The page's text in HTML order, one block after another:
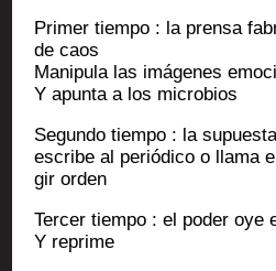
Pri­mer tiem­po : la pren­sa
de caos
Mani­pu­la las imá­genes
Y apun­ta a los microbios
Segun­do tiem­po : la
escribe al per­ió­di­co o lla­ma
gir orden
Ter­cer tiem­po : el poder oye
Y reprime